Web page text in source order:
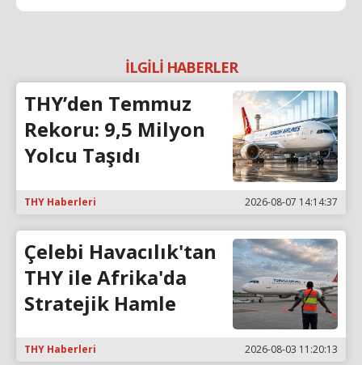
İLGİLİ HABERLER
THY’den Temmuz
Rekoru: 9,5 Milyon
Yolcu Taşıdı
THY Haberleri 2026-08-07 14:14:37
Çelebi Havacılık'tan
THY ile Afrika'da
Stratejik Hamle
THY Haberleri 2026-08-03 11:20:13